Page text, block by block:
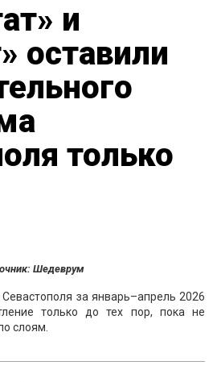
и
оставили
только
Шедеврум
Севастополя за январь–апрель 2026
только до тех пор, пока не
слоям.